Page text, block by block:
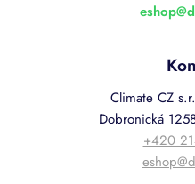
eshop@
Climate CZ
Dobronická
+420